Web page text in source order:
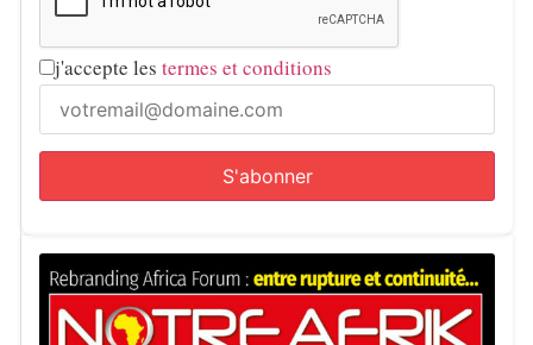
j'accepte les termes et conditions